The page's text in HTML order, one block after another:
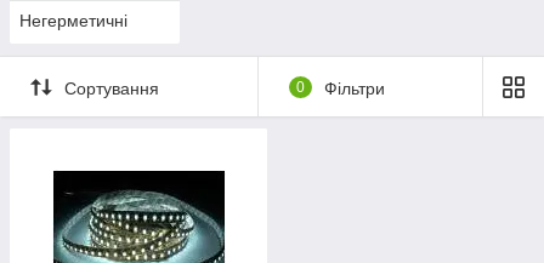
Негерметичні
Сортування 0 Фільтри